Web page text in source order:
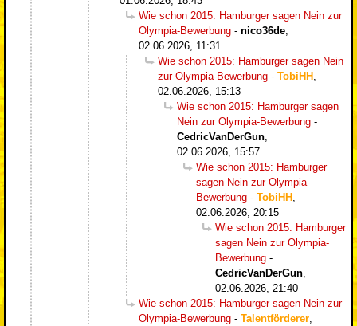
Wie schon 2015: Hamburger sagen Nein zur
Olympia-Bewerbung - nico36de,
02.06.2026, 11:31
Wie schon 2015: Hamburger sagen Nein
zur Olympia-Bewerbung - TobiHH ,
02.06.2026, 15:13
Wie schon 2015: Hamburger sagen
Nein zur Olympia-Bewerbung -
CedricVanDerGun,
02.06.2026, 15:57
Wie schon 2015: Hamburger
sagen Nein zur Olympia-
Bewerbung - TobiHH ,
02.06.2026, 20:15
Wie schon 2015: Hamburger
sagen Nein zur Olympia-
Bewerbung -
CedricVanDerGun,
02.06.2026, 21:40
Wie schon 2015: Hamburger sagen Nein zur
Olympia-Bewerbung - Talentförderer,